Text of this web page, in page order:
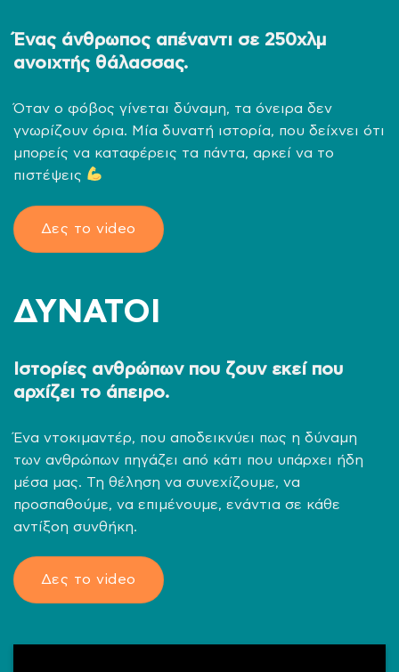
Ένας άνθρωπος απέναντι σε 250χλμ
ανοιχτής θάλασσας.
Όταν ο φόβος γίνεται δύναμη, τα όνειρα δεν
γνωρίζουν όρια. Μία δυνατή ιστορία, που δείχνει ότι
μπορείς να καταφέρεις τα πάντα, αρκεί να το
πιστέψεις
Δες το video
ΔΥΝΑΤΟΙ
Ιστορίες ανθρώπων που ζουν εκεί που
αρχίζει το άπειρο.
Ένα ντοκιμαντέρ, που αποδεικνύει πως η δύναμη
των ανθρώπων πηγάζει από κάτι που υπάρχει ήδη
μέσα μας. Τη θέληση να συνεχίζουμε, να
προσπαθούμε, να επιμένουμε, ενάντια σε κάθε
αντίξοη συνθήκη.
Δες το video